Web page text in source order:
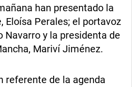
han presentado la
Eloísa Perales; el portavoz
Navarro y la presidenta de
Mariví Jiménez.
referente de la agenda